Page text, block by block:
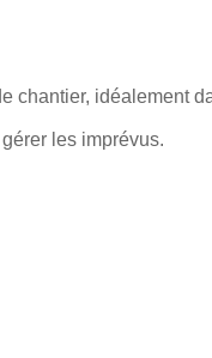
chantier, idéalement
les imprévus.